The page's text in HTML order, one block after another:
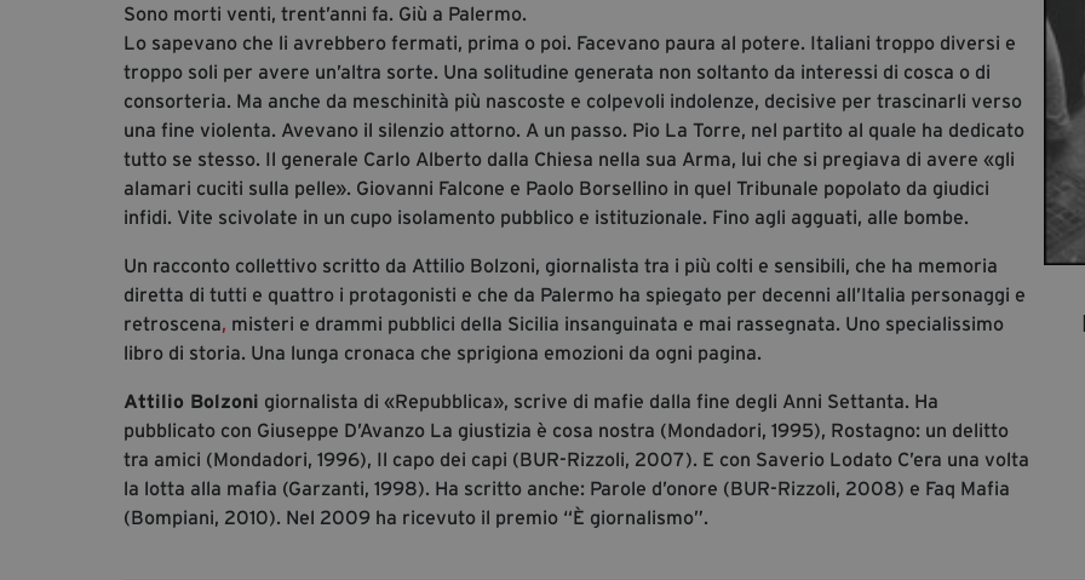
Sono morti venti, trent’anni fa. Giù a Palermo.
Lo sapevano che li avrebbero fermati, prima o poi. Facevano paura al potere. Italiani troppo diversi e
troppo soli per avere un’altra sorte. Una solitudine generata non soltanto da interessi di cosca o di
consorteria. Ma anche da meschinità più nascoste e colpevoli indolenze, decisive per trascinarli verso
una fine violenta. Avevano il silenzio attorno. A un passo. Pio La Torre, nel partito al quale ha dedicato
tutto se stesso. Il generale Carlo Alberto dalla Chiesa nella sua Arma, lui che si pregiava di avere «gli
alamari cuciti sulla pelle». Giovanni Falcone e Paolo Borsellino in quel Tribunale popolato da giudici
infidi. Vite scivolate in un cupo isolamento pubblico e istituzionale. Fino agli agguati, alle bombe.
Un racconto collettivo scritto da Attilio Bolzoni, giornalista tra i più colti e sensibili, che ha memoria
diretta di tutti e quattro i protagonisti e che da Palermo ha spiegato per decenni all’Italia personaggi e
retroscena, misteri e drammi pubblici della Sicilia insanguinata e mai rassegnata. Uno specialissimo
libro di storia. Una lunga cronaca che sprigiona emozioni da ogni pagina.
Attilio Bolzoni giornalista di «Repubblica», scrive di mafie dalla fine degli Anni Settanta. Ha
pubblicato con Giuseppe D’Avanzo La giustizia è cosa nostra (Mondadori, 1995), Rostagno: un delitto
tra amici (Mondadori, 1996), Il capo dei capi (BUR-Rizzoli, 2007). E con Saverio Lodato C’era una volta
la lotta alla mafia (Garzanti, 1998). Ha scritto anche: Parole d’onore (BUR-Rizzoli, 2008) e Faq Mafia
(Bompiani, 2010). Nel 2009 ha ricevuto il premio “È giornalismo”.